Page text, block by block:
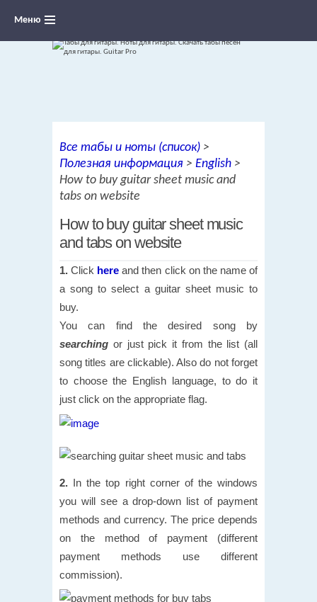
переложения песен для гитары
Меню
Все табы и ноты (список) >
Полезная информация > English >
How to buy guitar sheet music and
tabs on website
How to buy guitar sheet music
and tabs on website
1. Click here and then click on the name of
a song to select a guitar sheet music to
buy.
You can find the desired song by
searching or just pick it from the list (all
song titles are clickable). Also do not forget
to choose the English language, to do it
just click on the appropriate flag.
2. In the top right corner of the windows
you will see a drop-down list of payment
methods and currency. The price depends
on the method of payment (different
payment methods use different
commission).